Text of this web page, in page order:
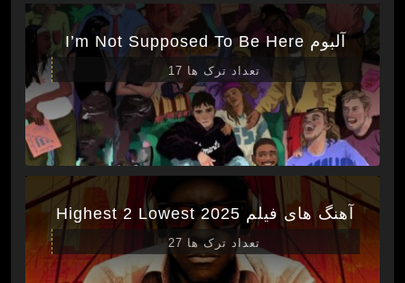
آلبوم I’m Not Supposed To Be Here
تعداد ترک ها 17
آهنگ های فیلم Highest 2 Lowest 2025
تعداد ترک ها 27